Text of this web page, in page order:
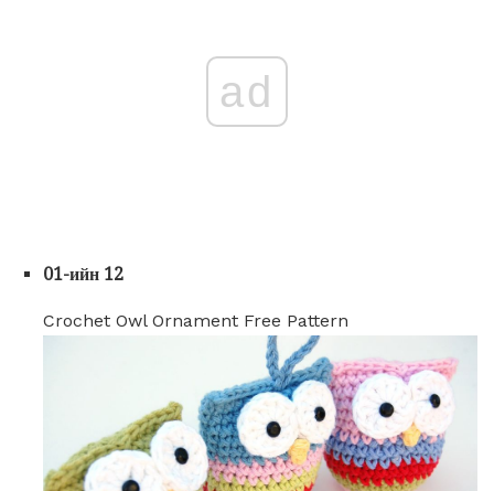
ad
01-ийн 12
Crochet Owl Ornament Free Pattern